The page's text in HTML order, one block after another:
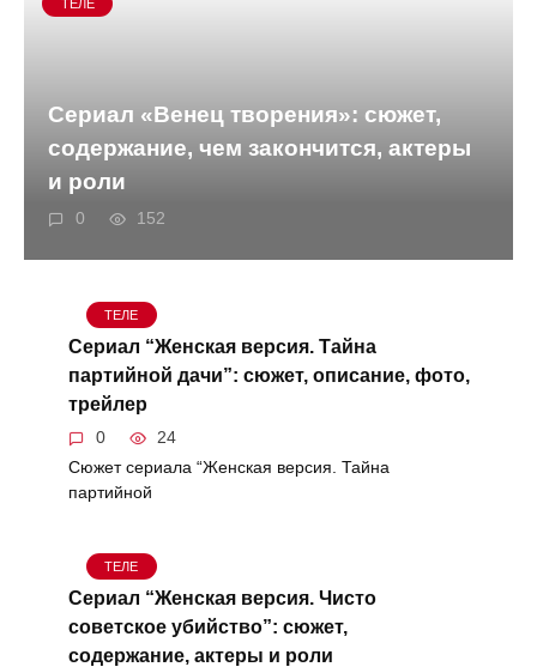
ТЕЛЕ
Сериал «Венец творения»: сюжет,
содержание, чем закончится, актеры
и роли
0 152
ТЕЛЕ
Сериал “Женская версия. Тайна
партийной дачи”: сюжет, описание, фото,
трейлер
0 24
Сюжет сериала “Женская версия. Тайна
партийной
ТЕЛЕ
Сериал “Женская версия. Чисто
советское убийство”: сюжет,
содержание, актеры и роли